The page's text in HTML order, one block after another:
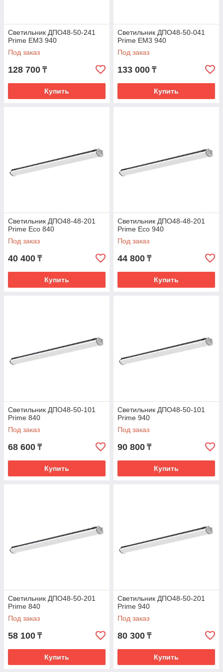
Светильник ДПО48-50-241
Prime EM3 940
Под заказ
128 700 ₸
Купить
Светильник ДПО48-50-041
Prime EM3 940
Под заказ
133 000 ₸
Купить
Светильник ДПО48-48-201
Prime Eco 840
Под заказ
40 400 ₸
Купить
Светильник ДПО48-48-201
Prime Eco 940
Под заказ
44 800 ₸
Купить
Светильник ДПО48-50-101
Prime 840
Под заказ
68 600 ₸
Купить
Светильник ДПО48-50-101
Prime 940
Под заказ
90 800 ₸
Купить
Светильник ДПО48-50-201
Prime 840
Под заказ
58 100 ₸
Купить
Светильник ДПО48-50-201
Prime 940
Под заказ
80 300 ₸
Купить